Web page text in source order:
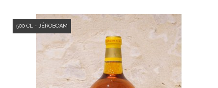
500 CL - JÉROBOAM